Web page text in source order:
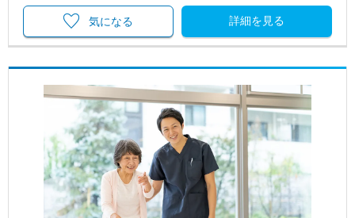
詳細を見る
気になる